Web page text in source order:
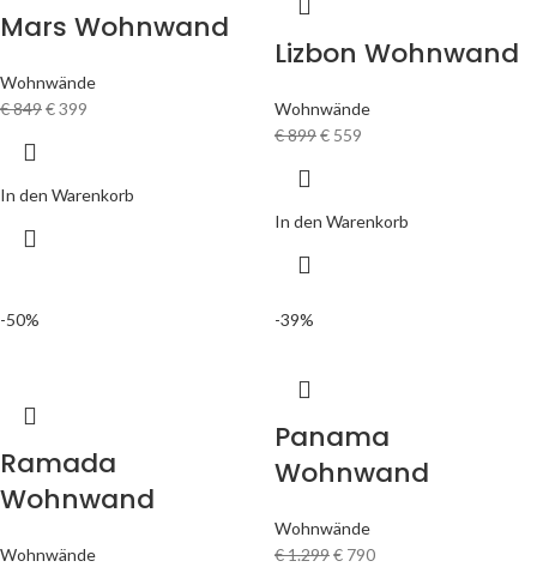
Mars Wohnwand
Wohnwände
€849€399
In den Warenkorb
Lizbon Wohnwand
Wohnwände
€899€ 559
In den Warenkorb
-50%
Ramada
Wohnwand
Wohnwände
-39%
Panama
Wohnwand
Wohnwände
€1.299€ 790